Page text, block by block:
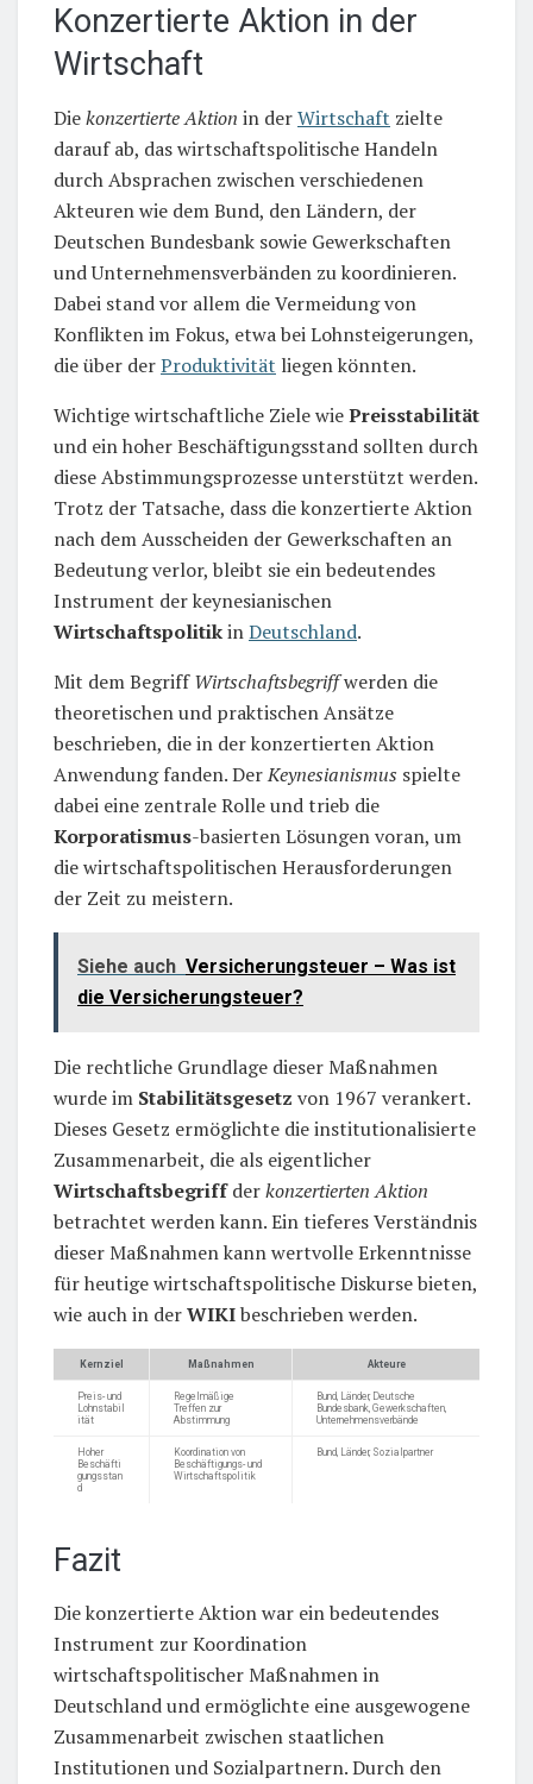
Konzertierte Aktion in der
Wirtschaft
Diekonzertierte Aktion in derWirtschaft zielte
darauf ab, das wirtschaftspolitische Handeln
durch Absprachen zwischen verschiedenen
Akteuren wie dem Bund, den Ländern, der
Deutschen Bundesbank sowie Gewerkschaften
und Unternehmensverbänden zu koordinieren.
Dabei stand vor allem die Vermeidung von
Konflikten im Fokus, etwa bei Lohnsteigerungen,
die über derProduktivität liegen könnten.
Wichtige wirtschaftliche Ziele wiePreisstabilität
und ein hoher Beschäftigungsstand sollten durch
diese Abstimmungsprozesse unterstützt werden.
Trotz der Tatsache, dass die konzertierte Aktion
nach dem Ausscheiden der Gewerkschaften an
Bedeutung verlor, bleibt sie ein bedeutendes
Instrument der keynesianischen
WirtschaftspolitikinDeutschland.
Mit dem BegriffWirtschaftsbegriffwerden die
theoretischen und praktischen Ansätze
beschrieben, die in der konzertierten Aktion
Anwendung fanden. DerKeynesianismus spielte
dabei eine zentrale Rolle und trieb die
Korporatismus-basierten Lösungen voran, um
die wirtschaftspolitischen Herausforderungen
der Zeit zu meistern.
Siehe auch Versicherungsteuer – Was ist
die Versicherungsteuer?
Die rechtliche Grundlage dieser Maßnahmen
wurde im Stabilitätsgesetz von 1967 verankert.
Dieses Gesetz ermöglichte die institutionalisierte
Zusammenarbeit, die als eigentlicher
Wirtschaftsbegriffderkonzertierten Aktion
betrachtet werden kann. Ein tieferes Verständnis
dieser Maßnahmen kann wertvolle Erkenntnisse
für heutige wirtschaftspolitische Diskurse bieten,
wie auch in derWIKIbeschrieben werden.
Kernziel Maßnahmen Akteure
Preis- und
Lohnstabil
ität
Regelmäßige
Treffen zur
Abstimmung
Bund, Länder, Deutsche
Bundesbank, Gewerkschaften,
Unternehmensverbände
Hoher
Beschäfti
gungsstan
d
Koordination von
Beschäftigungs- und
Wirtschaftspolitik
Bund, Länder, Sozialpartner
Fazit
Die konzertierte Aktion war ein bedeutendes
Instrument zur Koordination
wirtschaftspolitischer Maßnahmen in
Deutschland und ermöglichte eine ausgewogene
Zusammenarbeit zwischen staatlichen
Institutionen und Sozialpartnern. Durch den